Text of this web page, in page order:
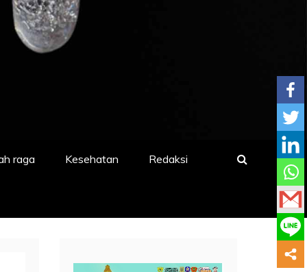
raga Kesehatan Redaksi